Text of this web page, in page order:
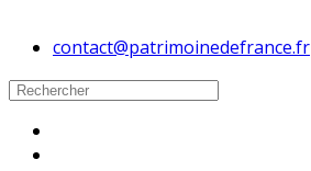
contact@patrimoinedefrance.fr